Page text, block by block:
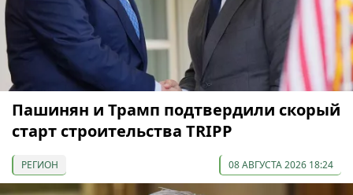
Пашинян и Трамп подтвердили скорый
старт строительства TRIPP
РЕГИОН 08 АВГУСТА 2026 18:24